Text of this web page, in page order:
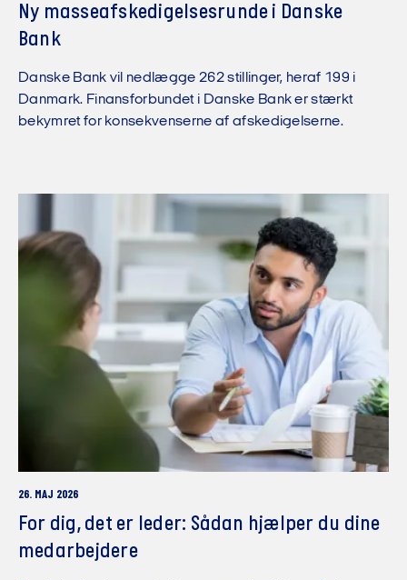
Ny masseafskedigelsesrunde i Danske
Bank
Danske Bank vil nedlægge 262 stillinger, heraf 199 i
Danmark. Finansforbundet i Danske Bank er stærkt
bekymret for konsekvenserne af afskedigelserne.
26. MAJ 2026
For dig, det er leder: Sådan hjælper du dine
medarbejdere